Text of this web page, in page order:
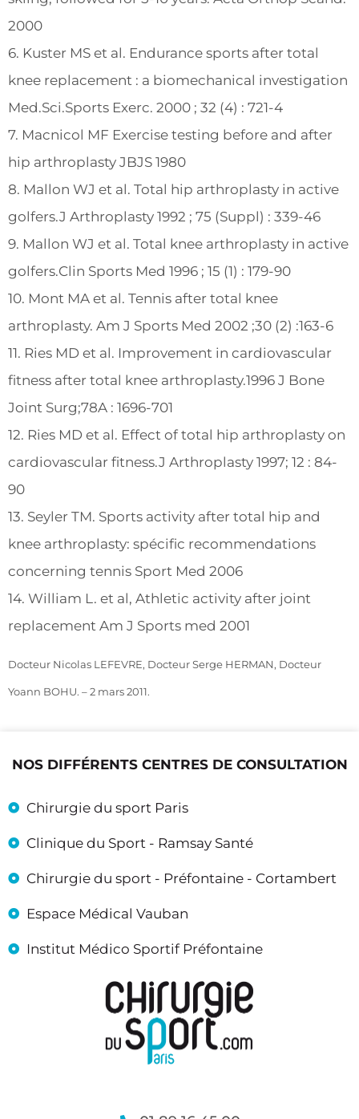
2000
6. Kuster MS et al. Endurance sports after total
knee replacement : a biomechanical investigation
Med.Sci.Sports Exerc. 2000 ; 32 (4) : 721-4
7. Macnicol MF Exercise testing before and after
hip arthroplasty JBJS 1980
8. Mallon WJ et al. Total hip arthroplasty in active
golfers.J Arthroplasty 1992 ; 75 (Suppl) : 339-46
9. Mallon WJ et al. Total knee arthroplasty in active
golfers.Clin Sports Med 1996 ; 15 (1) : 179-90
10. Mont MA et al. Tennis after total knee
arthroplasty. Am J Sports Med 2002 ;30 (2) :163-6
11. Ries MD et al. Improvement in cardiovascular
fitness after total knee arthroplasty.1996 J Bone
Joint Surg;78A : 1696-701
12. Ries MD et al. Effect of total hip arthroplasty on
cardiovascular fitness.J Arthroplasty 1997; 12 : 84-
90
13. Seyler TM. Sports activity after total hip and
knee arthroplasty: spécific recommendations
concerning tennis Sport Med 2006
14. William L. et al, Athletic activity after joint
replacement Am J Sports med 2001
Docteur Nicolas LEFEVRE, Docteur Serge HERMAN, Docteur
Yoann BOHU. – 2 mars 2011.
NOS DIFFÉRENTS CENTRES DE CONSULTATION
Chirurgie du sport Paris
Clinique du Sport - Ramsay Santé
Chirurgie du sport - Préfontaine - Cortambert
Espace Médical Vauban
Institut Médico Sportif Préfontaine